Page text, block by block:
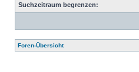
Suchzeitraum begrenzen:
Foren-Übersicht